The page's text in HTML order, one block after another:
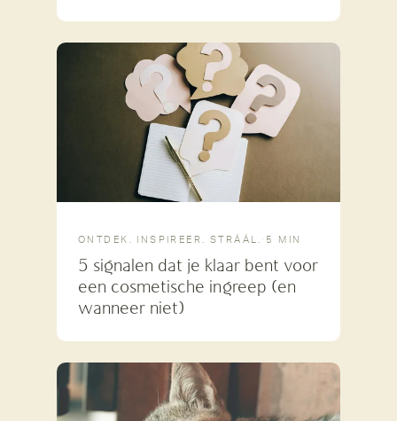
ONTDEK. INSPIREER. STRÁÁL. · 5 MIN
5 signalen dat je klaar bent voor
een cosmetische ingreep (en
wanneer niet)